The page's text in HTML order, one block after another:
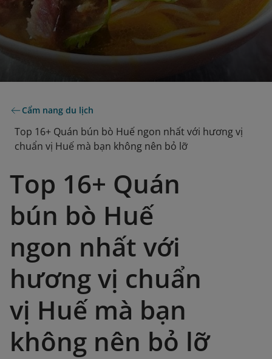
Cẩm nang du lịch
Top 16+ Quán bún bò Huế ngon nhất với hương vị
chuẩn vị Huế mà bạn không nên bỏ lỡ
Top 16+ Quán
bún bò Huế
ngon nhất với
hương vị chuẩn
vị Huế mà bạn
không nên bỏ lỡ